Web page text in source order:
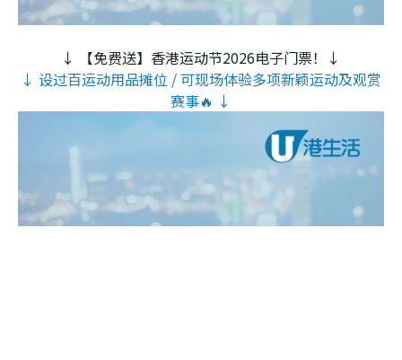
↓ 【免费送】香港运动节2026电子门票！↓
↓ 设过百运动用品摊位 / 可现场体验多项新颖运动及观赏
赛事🔥 ↓